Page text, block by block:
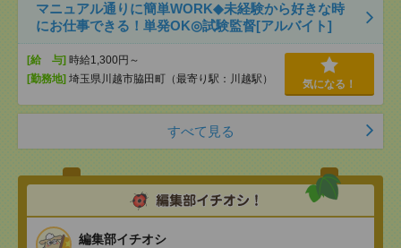
マニュアル通りに簡単WORK◆未経験から好きな時
にお仕事できる！単発OK◎試験監督[アルバイト]
[給 与] 時給1,300円～
[勤務地] 埼玉県川越市脇田町（最寄り駅：川越駅） 気になる！
すべて見る
編集部イチオシ